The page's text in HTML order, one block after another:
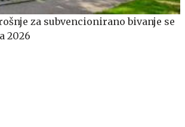
za subvencionirano bivanje se
2026